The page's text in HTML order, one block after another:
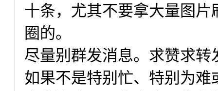
十条，尤其不要拿大量图
圈的。
尽量别群发消息。求赞求
如果不是特别忙、特别为